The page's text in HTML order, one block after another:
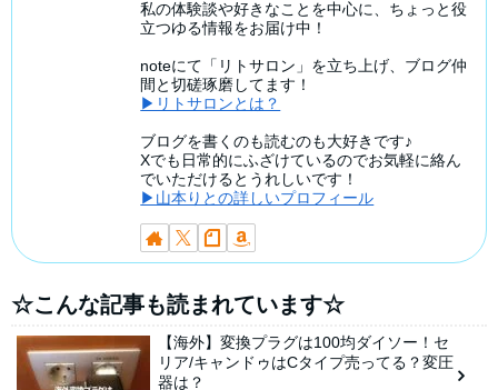
私の体験談や好きなことを中心に、ちょっと役
立つゆる情報をお届け中！
noteにて「リトサロン」を立ち上げ、ブログ仲
間と切磋琢磨してます！
▶リトサロンとは？
ブログを書くのも読むのも大好きです♪
Xでも日常的にふざけているのでお気軽に絡ん
でいただけるとうれしいです！
▶山本りとの詳しいプロフィール
☆こんな記事も読まれています☆
【海外】変換プラグは100均ダイソー！セ
リア/キャンドゥはCタイプ売ってる？変圧
器は？